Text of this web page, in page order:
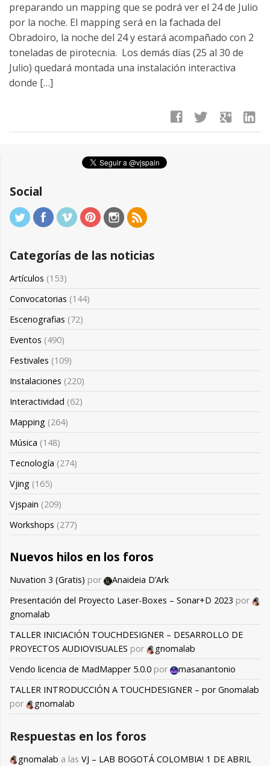
preparando un mapping que se podrá ver el 24 de Julio
por la noche. El mapping será en la fachada del
Obradoiro, la noche del 24 y estará acompañado con 2
toneladas de pirotecnia. Los demás días (25 al 30 de
Julio) quedará montada una instalación interactiva
donde […]
facebook twitter google linkedin
Social
Categorías de las noticias
Artículos (153)
Convocatorias (144)
Escenografias (72)
Eventos (490)
Festivales (109)
Instalaciones (220)
Interactividad (62)
Mapping (264)
Música (148)
Tecnología (274)
Vjing (165)
Vjspain (209)
Workshops (277)
Nuevos hilos en los foros
Nuvation 3 (Gratis) por
Anaideia D’Ark
Presentación del Proyecto Laser-Boxes – Sonar+D 2023 por
gnomalab
TALLER INICIACIÓN TOUCHDESIGNER – DESARROLLO DE
PROYECTOS AUDIOVISUALES por
gnomalab
Vendo licencia de MadMapper 5.0.0 por
masanantonio
TALLER INTRODUCCIÓN A TOUCHDESIGNER – por Gnomalab
por
gnomalab
Respuestas en los foros
gnomalab a las VJ – LAB BOGOTÁ COLOMBIA! 1 DE ABRIL